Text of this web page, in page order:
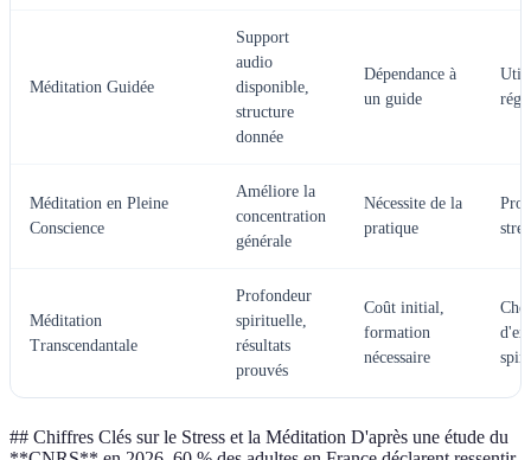
Méditation Guidée
Support
audio
disponible,
structure
donnée
Dépendance à
un guide
Méditation en Pleine
Conscience
Améliore la
concentration
générale
Nécessite de la
pratique
Méditation
Transcendantale
Profondeur
spirituelle,
résultats
prouvés
Coût initial,
formation
nécessaire
## Chiffres Clés sur le Stress et la Méditation D'après une étude du